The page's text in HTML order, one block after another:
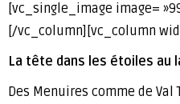
[vc_single_image image=
[/vc_column][vc_column
La tête dans les étoiles au
Des Menuires comme de